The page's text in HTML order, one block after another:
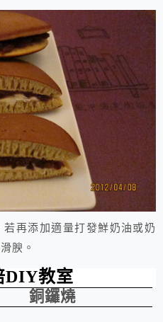
再添加適量打發鮮奶油或奶
腴。
DIY教室
銅鑼燒